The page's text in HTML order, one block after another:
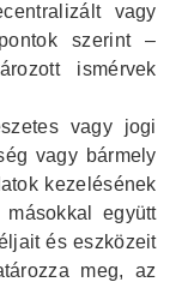
vagy
szerint –
ismérvek
vagy jogi
vagy bármely
kezelésének
együtt
és eszközeit
meg, az